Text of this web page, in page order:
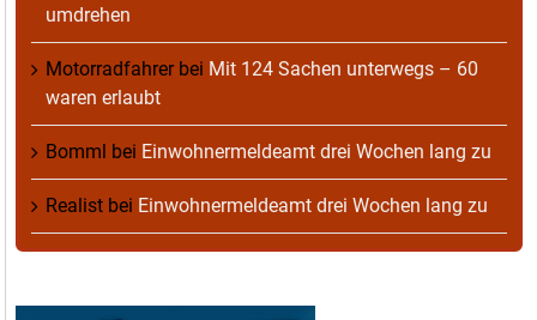
umdrehen
Motorradfahrerbei Mit 124 Sachen unterwegs – 60
waren erlaubt
Bomml bei Einwohnermeldeamt drei Wochen lang zu
Realist bei Einwohnermeldeamt drei Wochen lang zu